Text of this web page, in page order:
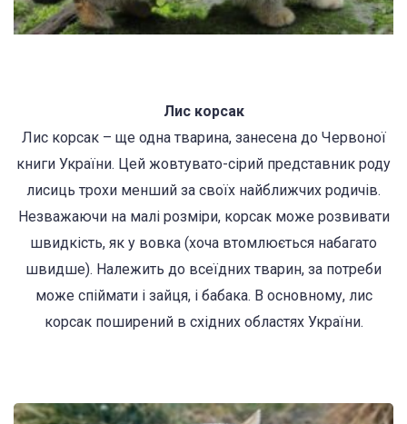
Лис корсак
Лис корсак – ще одна тварина, занесена до Червоної
книги України. Цей жовтувато-сірий представник роду
лисиць трохи менший за своїх найближчих родичів.
Незважаючи на малі розміри, корсак може розвивати
швидкість, як у вовка (хоча втомлюється набагато
швидше). Належить до всеїдних тварин, за потреби
може спіймати і зайця, і бабака. В основному, лис
корсак поширений в східних областях України.